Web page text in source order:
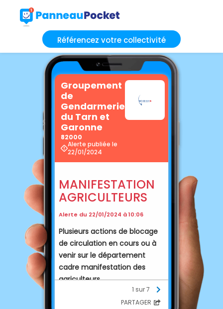
Référencez votre collectivité
Groupement
de
Gendarmerie
du Tarn et
Garonne
82000
Alerte publiée le
22/01/2024
MANIFESTATION
AGRICULTEURS
Alerte du 22/01/2024 à 10:06
Plusieurs actions de blocage
de circulation en cours ou à
venir sur le département
cadre manifestation des
agriculteurs.
Evitez les grands axes et les
axes autoroutiers; évitez les
1 sur 7
PARTAGER